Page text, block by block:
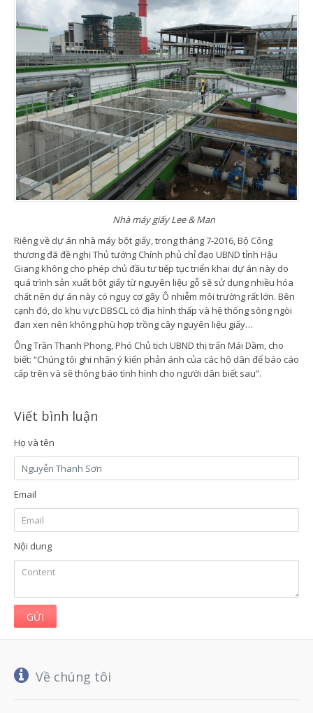
Nhà máy giấy Lee & Man
Riêng về dự án nhà máy bột giấy, trong tháng 7-2016, Bộ Công
thương đã đề nghị Thủ tướng Chính phủ chỉ đạo UBND tỉnh Hậu
Giang không cho phép chủ đầu tư tiếp tục triển khai dự án này do
quá trình sản xuất bột giấy từ nguyên liệu gỗ sẽ sử dụng nhiều hóa
chất nên dự án này có nguy cơ gây Ô nhiễm môi trường rất lớn. Bên
cạnh đó, do khu vực DBSCL có địa hình thấp và hệ thống sông ngòi
đan xen nên không phù hợp trồng cây nguyên liệu giấy…
Ông Trần Thanh Phong, Phó Chủ tịch UBND thị trấn Mái Dầm, cho
biết: “Chúng tôi ghi nhận ý kiến phản ánh của các hộ dân để báo cáo
cấp trên và sẽ thông báo tình hình cho người dân biết sau”.
Viết bình luận
Họ và tên
Email
Nội dung
GỬI
Về chúng tôi